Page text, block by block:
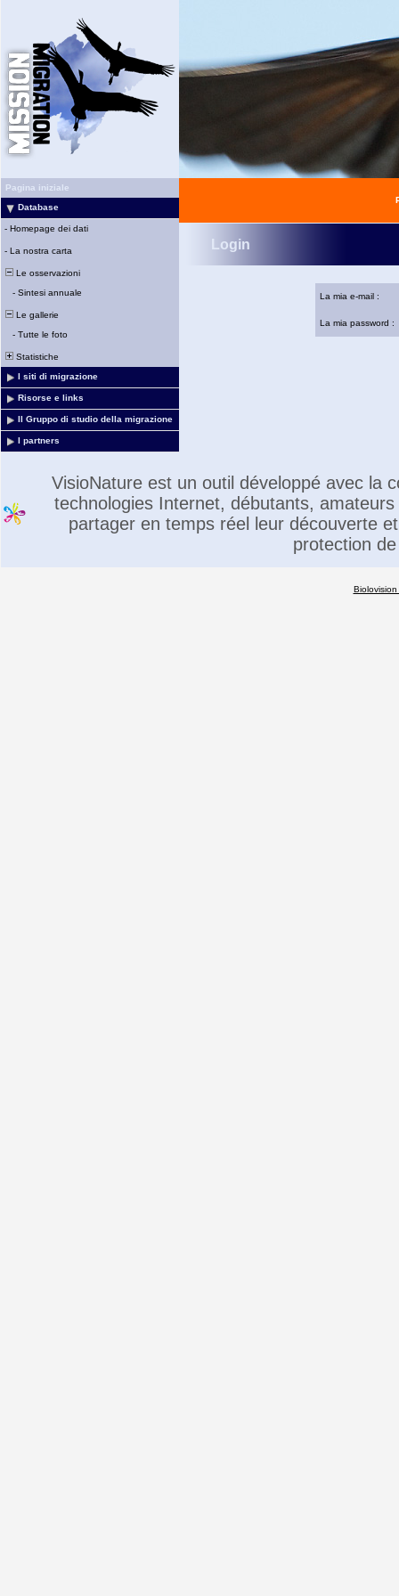
Pagina iniziale
Database
- Homepage dei dati
- La nostra carta
Le osservazioni
- Sintesi annuale
Le gallerie
- Tutte le foto
Statistiche
I siti di migrazione
Risorse e links
Il Gruppo di studio della migrazione
I partners
Login
La mia e-mail :
La mia password :
VisioNature est un outil développé avec la
technologies Internet, débutants,
partager en temps réel leur découverte
protection
Biolovision